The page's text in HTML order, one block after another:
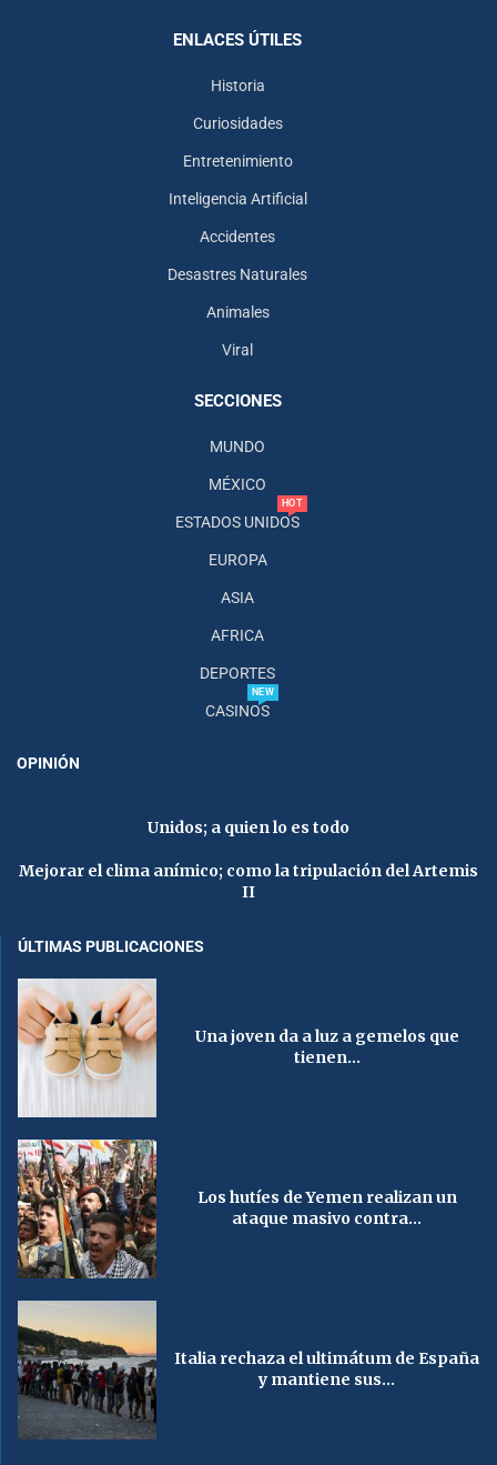
ENLACES ÚTILES
Historia
Curiosidades
Entretenimiento
Inteligencia Artificial
Accidentes
Desastres Naturales
Animales
Viral
SECCIONES
MUNDO
MÉXICO
ESTADOS UNIDOS
HOT
EUROPA
ASIA
AFRICA
DEPORTES
CASINOS
NEW
OPINIÓN
Unidos; a quien lo es todo
Mejorar el clima anímico; como la tripulación del Artemis
II
ÚLTIMAS PUBLICACIONES
Una joven da a luz a gemelos que
tienen...
Los hutíes de Yemen realizan un
ataque masivo contra...
Italia rechaza el ultimátum de España
y mantiene sus...